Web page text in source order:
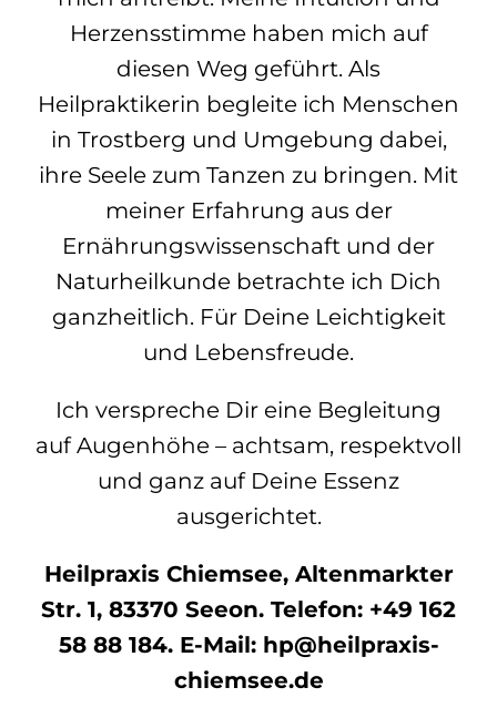
Herzensstimme haben mich auf
diesen Weg geführt. Als
Heilpraktikerin begleite ich Menschen
in Trostberg und Umgebung dabei,
ihre Seele zum Tanzen zu bringen. Mit
meiner Erfahrung aus der
Ernährungswissenschaft und der
Naturheilkunde betrachte ich Dich
ganzheitlich. Für Deine Leichtigkeit
und Lebensfreude.
Ich verspreche Dir eine Begleitung
auf Augenhöhe – achtsam, respektvoll
und ganz auf Deine Essenz
ausgerichtet.
Heilpraxis Chiemsee, Altenmarkter
Str. 1, 83370 Seeon. Telefon: +49 162
58 88 184. E-Mail: hp@heilpraxis-
chiemsee.de